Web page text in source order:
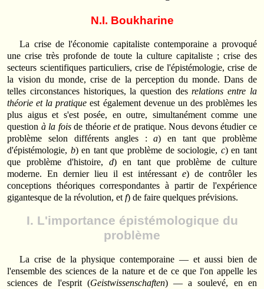
N.I. Boukharine
La crise de l'économie capitaliste contemporaine a provoqué
une crise très profonde de toute la culture capitaliste ; crise des
secteurs scientifiques particuliers, crise de l'épistémologie, crise de
la vision du monde, crise de la perception du monde. Dans de
telles circonstances historiques, la question desrelations entre la
théorie et la pratique est également devenue un des problèmes les
plus aigus et s'est posée, en outre, simultanément comme une
question à la foisde théorieetde pratique. Nous devons étudier ce
problème selon différents angles :a) en tant que problème
d'épistémologie, b) en tant que problème de sociologie, c) en tant
que problème d'histoire,d) en tant que problème de culture
moderne. En dernier lieu il est intéressante) de contrôler les
conceptions théoriques correspondantes à partir de l'expérience
gigantesque de la révolution, etf) de faire quelques prévisions.
I. L'importance épistémologique du
problème
La crise de la physique contemporaine — et aussi bien de
l'ensemble des sciences de la nature et de ce que l'on appelle les
sciences de l'esprit (Geistwissenschaften) — a soulevé, en en